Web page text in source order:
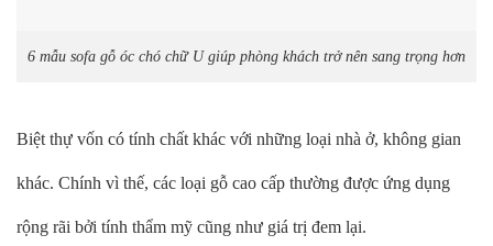
6 mẫu sofa gỗ óc chó chữ U giúp phòng khách trở nên sang trọng hơn
Biệt thự vốn có tính chất khác với những loại nhà ở, không gian
khác. Chính vì thế, các loại gỗ cao cấp thường được ứng dụng
rộng rãi bởi tính thẩm mỹ cũng như giá trị đem lại.